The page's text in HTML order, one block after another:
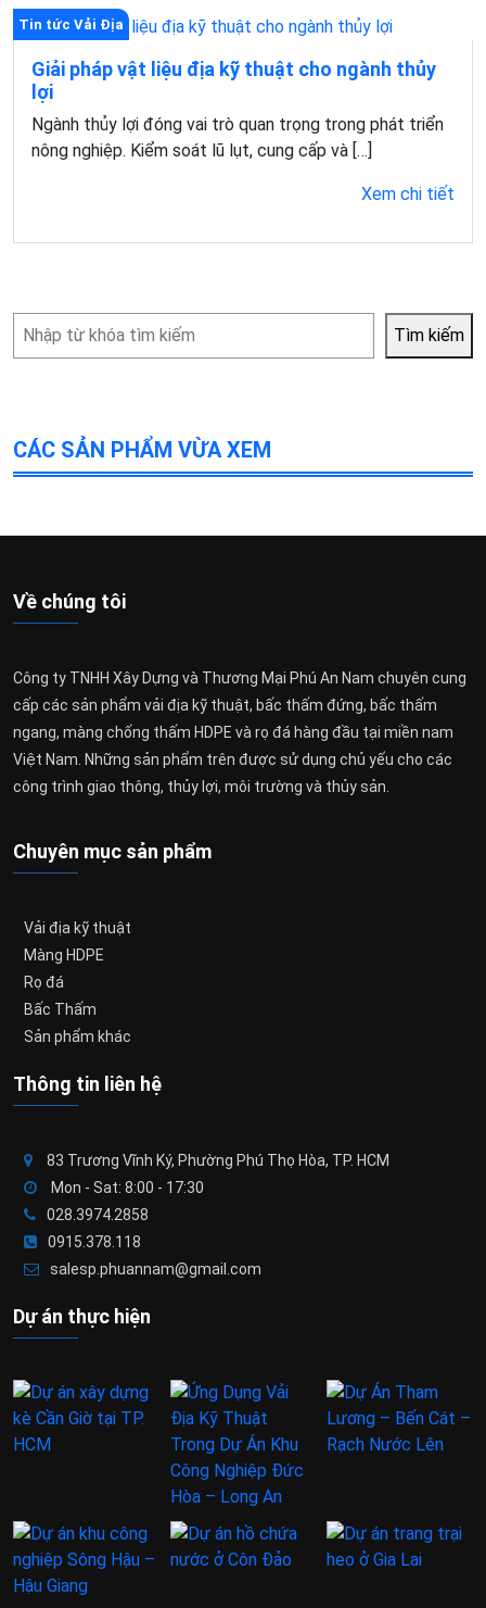
Tin tức Vải Địa
Giải pháp vật liệu địa kỹ thuật cho ngành thủy
lợi
Ngành thủy lợi đóng vai trò quan trọng trong phát triển
nông nghiệp. Kiểm soát lũ lụt, cung cấp và […]
Xem chi tiết
Tìm
kiếm
Tìm kiếm
CÁC SẢN PHẨM VỪA XEM
Về chúng tôi
Công ty TNHH Xây Dựng và Thương Mại Phú An Nam chuyên cung
cấp các sản phẩm vải địa kỹ thuật, bấc thấm đứng, bấc thấm
ngang, màng chống thấm HDPE và rọ đá hàng đầu tại miền nam
Việt Nam. Những sản phẩm trên được sử dụng chủ yếu cho các
công trình giao thông, thủy lợi, môi trường và thủy sản.
Chuyên mục sản phẩm
Vải địa kỹ thuật
Màng HDPE
Rọ đá
Bấc Thấm
Sản phẩm khác
Thông tin liên hệ
83 Trương Vĩnh Ký, Phường Phú Thọ Hòa, TP. HCM
Mon - Sat: 8:00 - 17:30
028.3974.2858
0915.378.118
salesp.phuannam@gmail.com
Dự án thực hiện